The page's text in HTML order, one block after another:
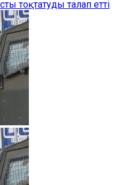
тоқтатуды талап етті